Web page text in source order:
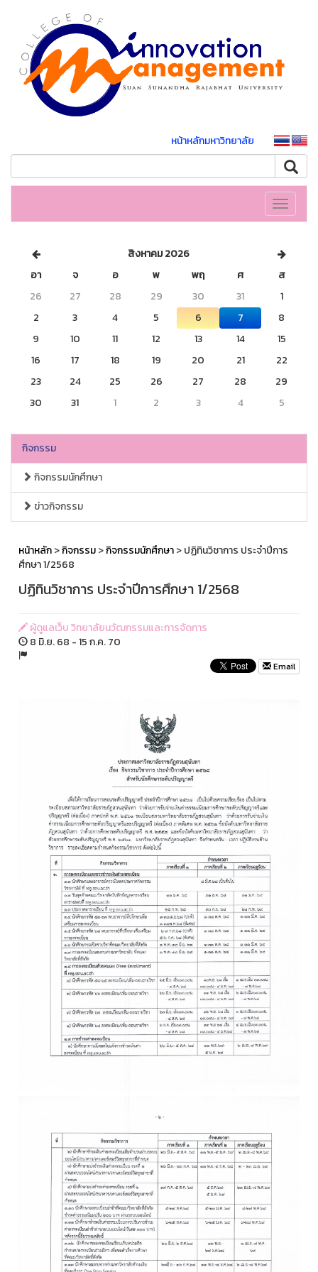
หน้าหลักมหาวิทยาลัย
Toggle
สิงหาคม 2026
อา
จ อ พ พฤ ศ
ส
26
27 28 29 30 31
1
2
3 4 5 6 7
8
9
10 11 12 13 14
15
16
17 18 19 20 21
22
23
24 25 26 27 28
29
30
31 1 2 3 4 5
กิจกรรม
กิจกรรมนักศึกษา
ข่าวกิจกรรม
หน้าหลัก>กิจกรรม>กิจกรรมนักศึกษา> ปฏิทินวิชาการ ประจำปีการ
ศึกษา 1/2568
ปฏิทินวิชาการ ประจำปีการศึกษา 1/2568
ผู้ดูแลเว็บ วิทยาลัยนวัฒกรรมและการจัดการ
8 มิ.ย. 68 - 15 ก.ค. 70
Email